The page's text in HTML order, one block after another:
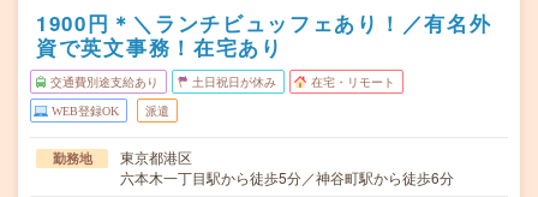
1900円＊＼ランチビュッフェあり！／有名外
資で英文事務！在宅あり
交通費別途支給あり 土日祝日が休み 在宅・リモート
WEB登録OK 派遣
勤務地
東京都港区
六本木一丁目駅から徒歩5分／神谷町駅から徒歩6分